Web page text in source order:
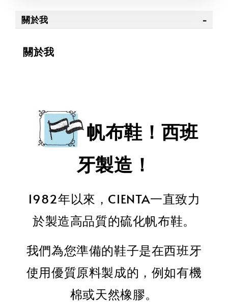
關於我
關於我
帆布鞋！西班
牙製造！
1982年以來，CIENTA一直致力
於製造高品質的硫化帆布鞋。
我們為您準備的鞋子是在西班牙
使用優質原料製成的，例如有機
棉或天然橡膠。